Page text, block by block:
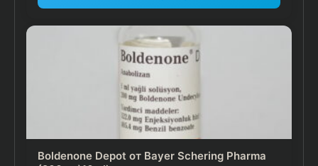
Boldenone Depot от Bayer Schering Pharma